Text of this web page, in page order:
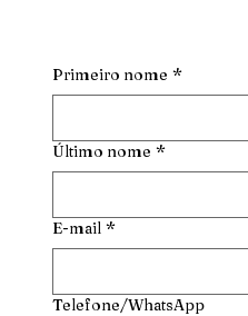
Primeiro nome *
Último nome *
E-mail *
Telefone/WhatsApp